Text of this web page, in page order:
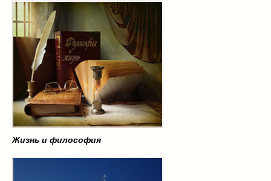
Жизнь и философия